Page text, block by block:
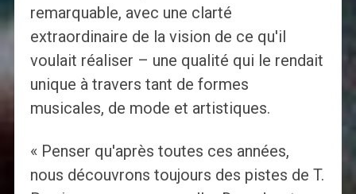
remarquable, avec une clarté
extraordinaire de la vision de ce qu'il
voulait réaliser – une qualité qui le rendait
unique à travers tant de formes
musicales, de mode et artistiques.
« Penser qu'après toutes ces années,
nous découvrons toujours des pistes de T.